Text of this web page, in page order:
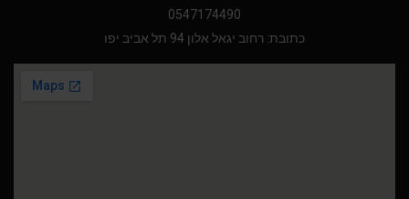
0547174490
כתובת: רחוב יגאל אלון 94 תל אביב יפו